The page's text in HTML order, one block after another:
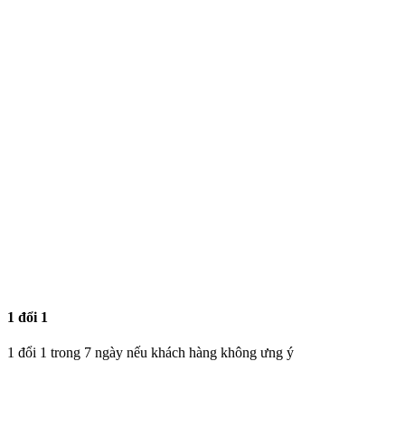
1 đổi 1
1 đổi 1 trong 7 ngày nếu khách hàng không ưng ý